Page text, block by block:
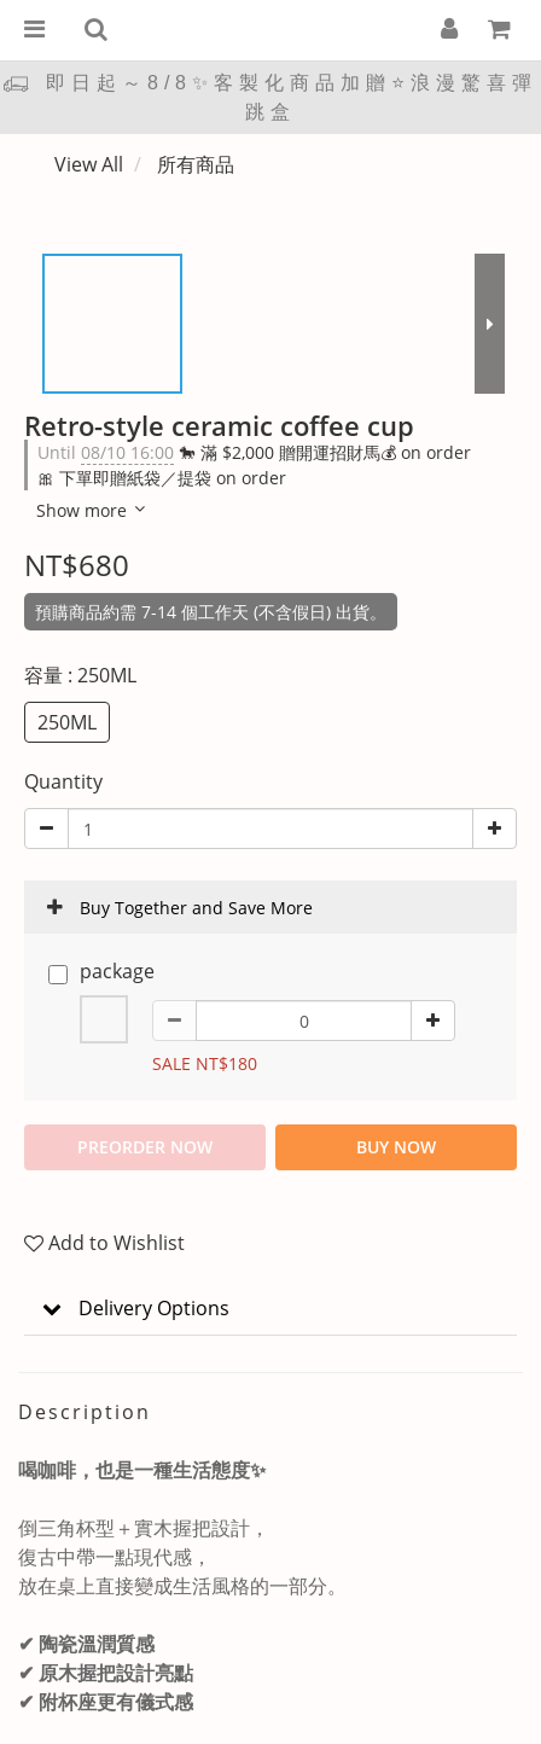
即日起～8/8✨客製化商品加贈⭐浪漫驚喜彈
跳盒
View All 所有商品
Retro-style ceramic coffee cup
Until 08/10 16:00 🐎 滿 $2,000 贈開運招財馬💰 on order
🎀 下單即贈紙袋／提袋 on order
Show more
NT$680
預購商品約需 7-14 個工作天 (不含假日) 出貨。
容量 : 250ML
250ML
Quantity
Buy Together and Save More
package
SALE NT$180
PREORDER NOW BUY NOW
Add to Wishlist
Delivery Options
Description
喝咖啡，也是一種生活態度✨
倒三角杯型＋實木握把設計，
復古中帶一點現代感，
放在桌上直接變成生活風格的一部分。
✔ 陶瓷溫潤質感
✔ 原木握把設計亮點
✔ 附杯座更有儀式感